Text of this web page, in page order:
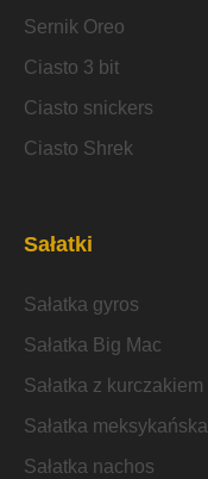
Sernik Oreo
Ciasto 3 bit
Ciasto snickers
Ciasto Shrek
Sałatki
Sałatka gyros
Sałatka Big Mac
Sałatka z kurczakiem
Sałatka meksykańska
Sałatka nachos